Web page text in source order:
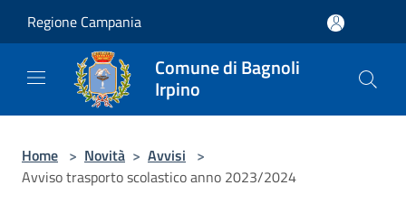
Regione Campania
Comune di Bagnoli
Irpino
Home > Novità > Avvisi >
Avviso trasporto scolastico anno 2023/2024